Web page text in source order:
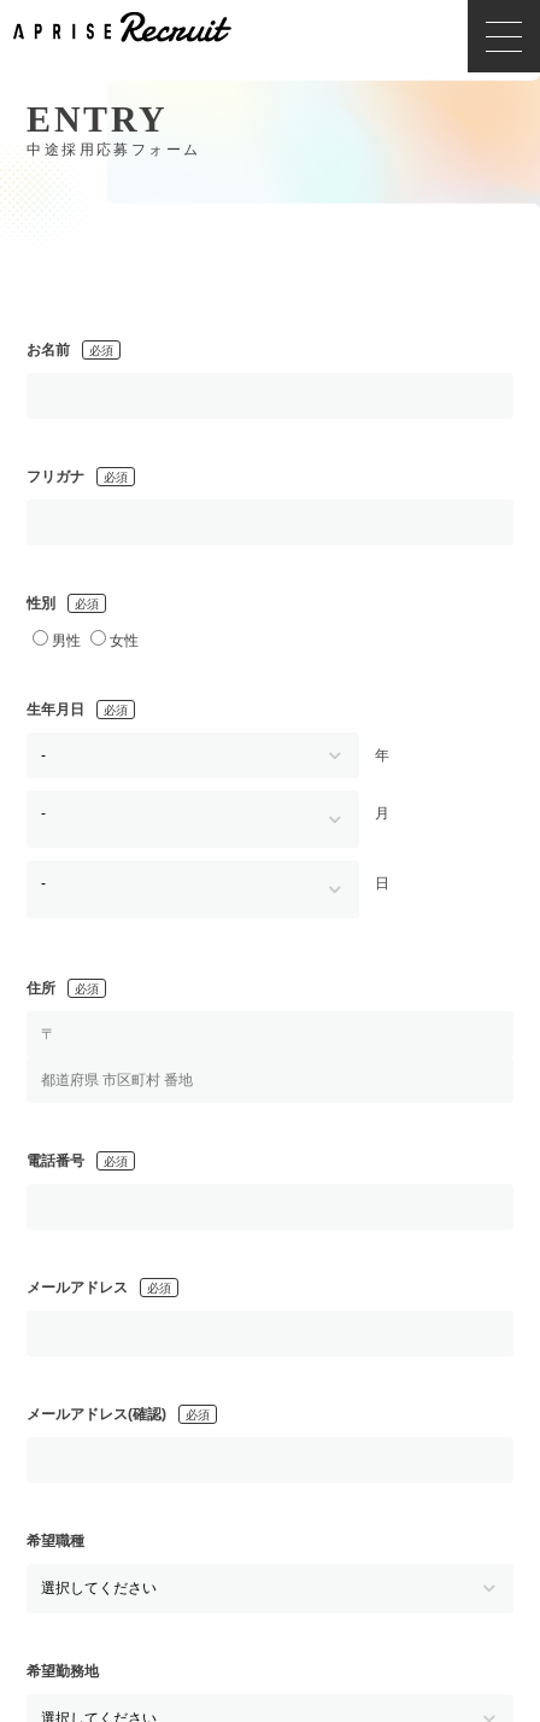
ENTRY
中途採用応募フォーム
お名前 必須
フリガナ 必須
性別 必須
男性 女性
生年月日 必須
年
月
日
住所 必須
電話番号 必須
メールアドレス 必須
メールアドレス(確認) 必須
希望職種
希望勤務地